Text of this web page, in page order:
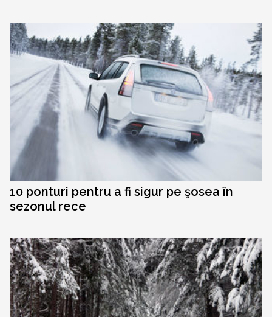
10 ponturi pentru a fi sigur pe şosea în
sezonul rece